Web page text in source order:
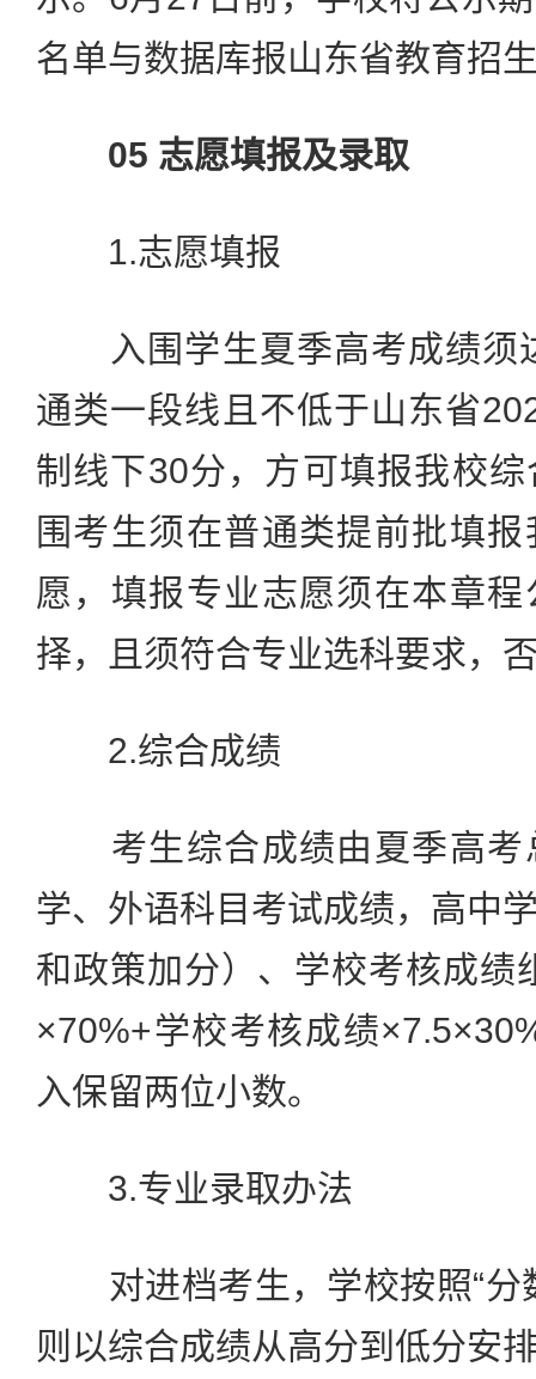
名单与数据库报山东省教育招
05 志愿填报及录取
1.志愿填报
入围学生夏季高考成绩须
通类一段线且不低于山东省
制线下30分，方可填报我校
围考生须在普通类提前批填
愿，填报专业志愿须在本章
择，且须符合专业选科要求，
2.综合成绩
考生综合成绩由夏季高考
学、外语科目考试成绩，高中
和政策加分）、学校考核成绩
×70%+学校考核成绩
入保留两位小数。
3.专业录取办法
对进档考生，学校按照“分
则以综合成绩从高分到低分安